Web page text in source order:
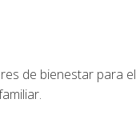
de bienestar para el